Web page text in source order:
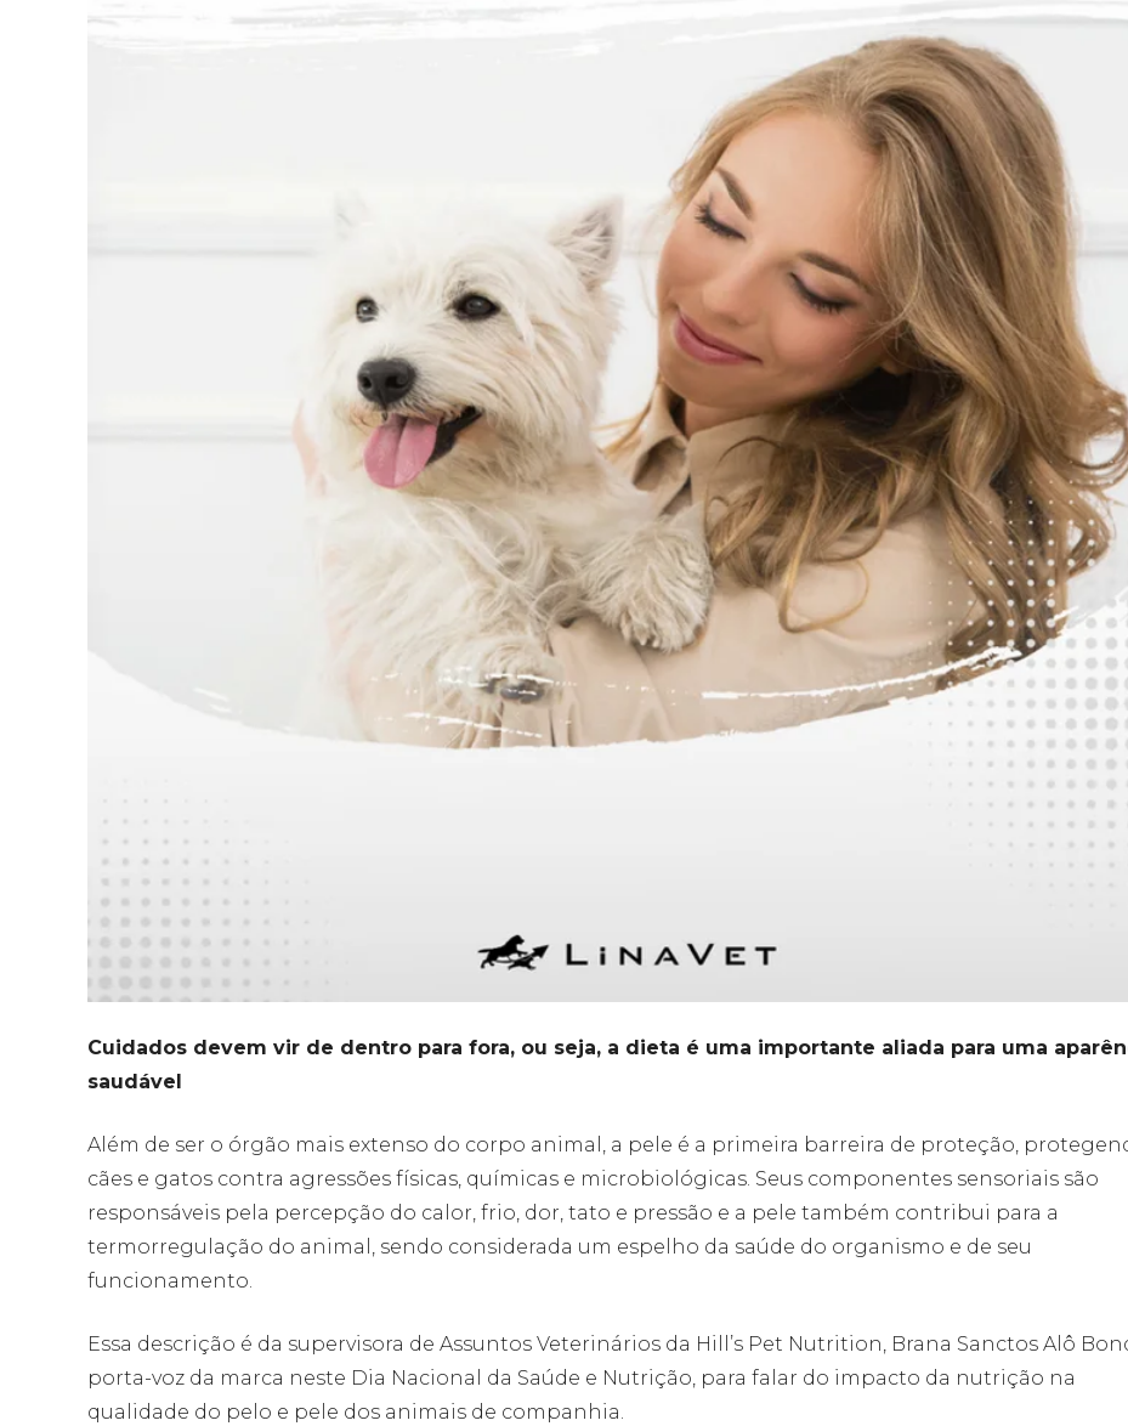
Cuidados devem vir de dentro para fora, ou seja, a dieta é uma importante aliada para uma
saudável
Além de ser o órgão mais extenso do corpo animal, a pele é a primeira barreira de proteção,
cães e gatos contra agressões físicas, químicas e microbiológicas. Seus componentes sensoriais são
responsáveis pela percepção do calor, frio, dor, tato e pressão e a pele também contribui para a
termorregulação do animal, sendo considerada um espelho da saúde do organismo e de seu
funcionamento.
Essa descrição é da supervisora de Assuntos Veterinários da Hill’s Pet Nutrition, Brana Sanctos Alô
porta-voz da marca neste Dia Nacional da Saúde e Nutrição, para falar do impacto da nutrição na
qualidade do pelo e pele dos animais de companhia.